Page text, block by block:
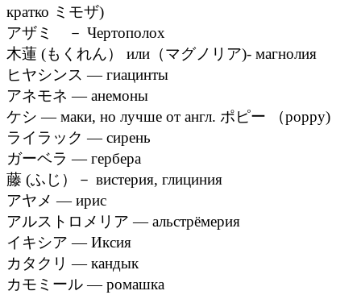
кратко ミモザ)
アザミ － Чертополох
木蓮 (もくれん） или（マグノリア)- магнолия
ヒヤシンス — гиацинты
アネモネ — анемоны
ケシ — маки, но лучше от англ. ポピー （poppy)
ライラック — сирень
ガーベラ — гербера
藤 (ふじ）－ вистерия, глициния
アヤメ — ирис
アルストロメリア — альстрёмерия
イキシア — Иксия
カタクリ — кандык
カモミール — ромашка